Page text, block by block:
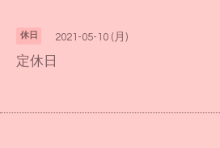
休日 2021-05-10 (月)
定休日